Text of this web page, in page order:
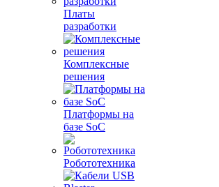
Платы
разработки
Комплексные
решения
Платформы на
базе SoC
Робототехника